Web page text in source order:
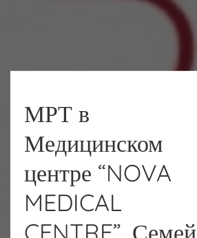
МРТ в
Медицинском
центре “NOVA
MEDICAL
CENTRE”, Семей